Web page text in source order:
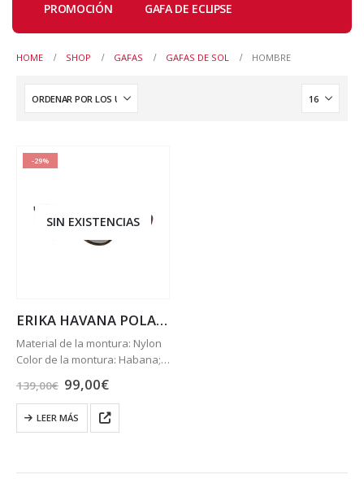
PROMOCIÓN GAFA DE ECLIPSE
HOME SHOP GAFAS GAFAS DE SOL HOMBRE
-29%
SIN EXISTENCIAS
ERIKA HAVANA POLARIZADA
Material de la montura: Nylon
Color de la montura: Habana;
Lentes:Polarizadas Marrón
Degradada
Lens Category: 3
Longitud de las patillas: 145
139,00€ El
precio
original
era:
139,00€.
99,00€El
actual
es:
99,00€.
LEER MÁS